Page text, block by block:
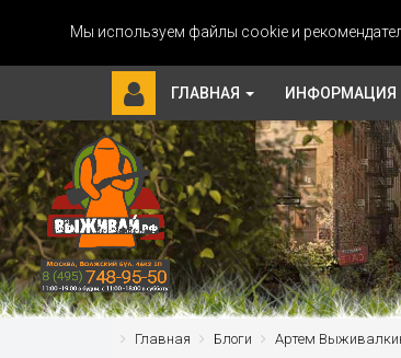
Мы используем файлы cookie и
ГЛАВНАЯ ИНФОРМАЦИЯ
Главная Блоги Артем